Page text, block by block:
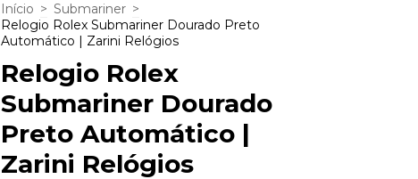
Início > Submariner >
Relogio Rolex Submariner Dourado Preto
Automático | Zarini Relógios
Relogio Rolex
Submariner Dourado
Preto Automático |
Zarini Relógios